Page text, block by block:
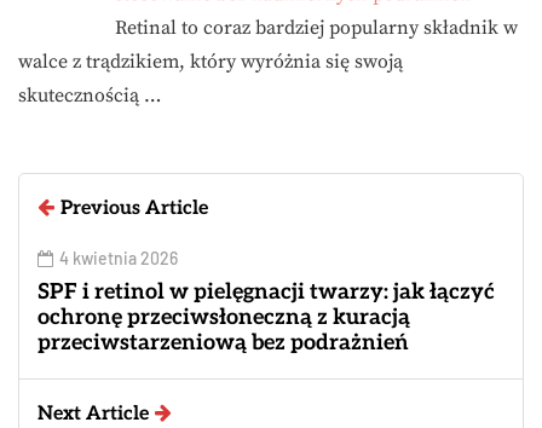
Retinal to coraz bardziej popularny składnik w
walce z trądzikiem, który wyróżnia się swoją
skutecznością …
Previous Article
4 kwietnia 2026
SPF i retinol w pielęgnacji twarzy: jak łączyć
ochronę przeciwsłoneczną z kuracją
przeciwstarzeniową bez podrażnień
Next Article